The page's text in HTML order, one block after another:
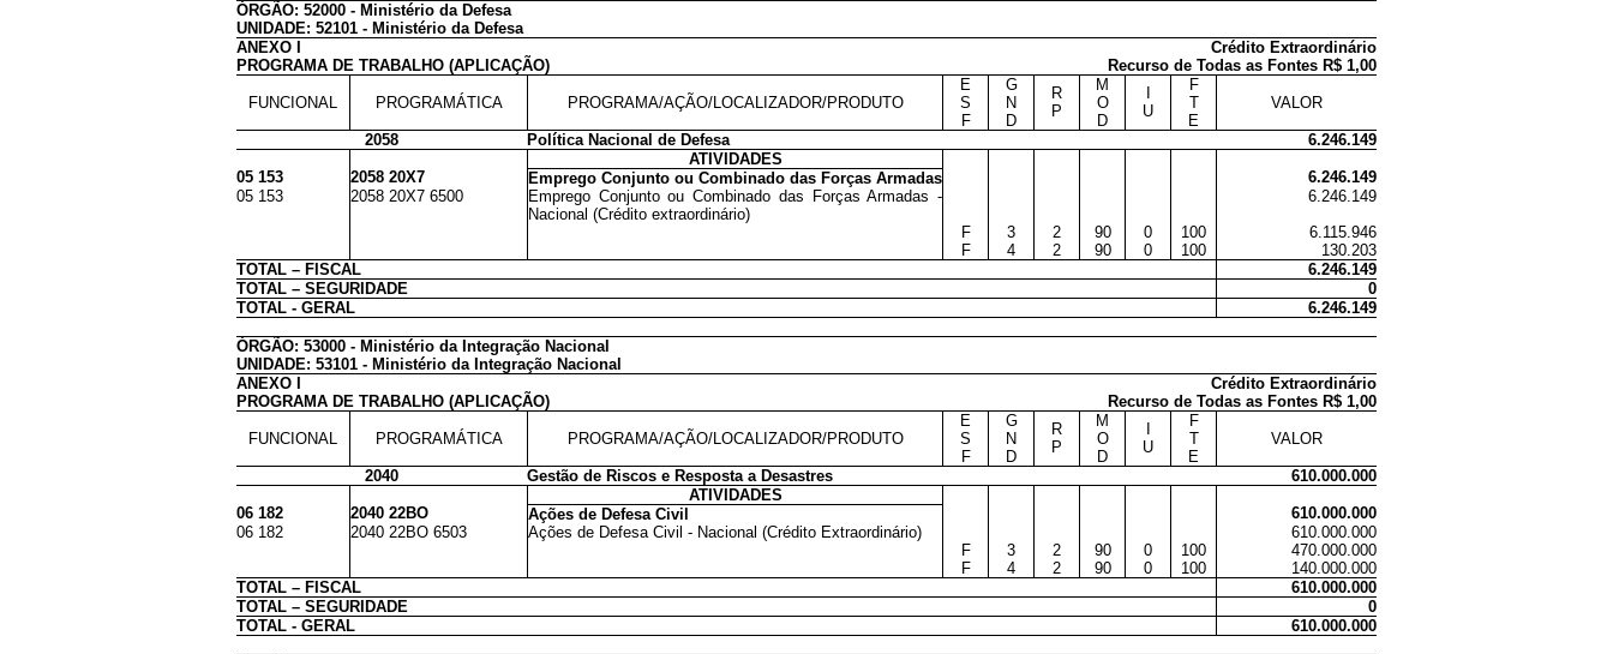
ÓRGÃO: 52000 - Ministério da Defesa
UNIDADE: 52101 - Ministério da Defesa
ANEXO I
Crédito Extraordinário
PROGRAMA DE TRABALHO (APLICAÇÃO)
Recurso de Todas as Fontes R$ 1,00
FUNCIONAL PROGRAMÁTICA PROGRAMA/AÇÃO/LOCALIZADOR/PRODUTO
E
S
F
G
N
D
R
P
M
O
D
U
F
T
E
VALOR
2058 Política Nacional de Defesa
6.246.149
ATIVIDADES
05 153
2058 20X7 Emprego Conjunto ou Combinado das Forças Armadas
6.246.149
05 153
2058 20X7 6500
Emprego Conjunto ou Combinado das Forças Armadas -
Nacional (Crédito extraordinário)
6.246.149
F
3 2 90 0 100
6.115.946
F
4 2 90 0 100
130.203
TOTAL – FISCAL
6.246.149
TOTAL – SEGURIDADE
0
TOTAL - GERAL
6.246.149
ÓRGÃO: 53000 - Ministério da Integração Nacional
UNIDADE: 53101 - Ministério da Integração Nacional
ANEXO I
Crédito Extraordinário
PROGRAMA DE TRABALHO (APLICAÇÃO)
Recurso de Todas as Fontes R$ 1,00
FUNCIONAL PROGRAMÁTICA PROGRAMA/AÇÃO/LOCALIZADOR/PRODUTO
E
S
F
G
N
D
R
P
M
O
D
U
F
T
E
VALOR
2040 Gestão de Riscos e Resposta a Desastres
610.000.000
ATIVIDADES
06 182
2040 22BO Ações de Defesa Civil
610.000.000
06 182
2040 22BO 6503 Ações de Defesa Civil - Nacional (Crédito Extraordinário)
610.000.000
F
3 2 90 0 100
470.000.000
F
4 2 90 0 100
140.000.000
TOTAL – FISCAL
610.000.000
TOTAL – SEGURIDADE
0
TOTAL - GERAL
610.000.000